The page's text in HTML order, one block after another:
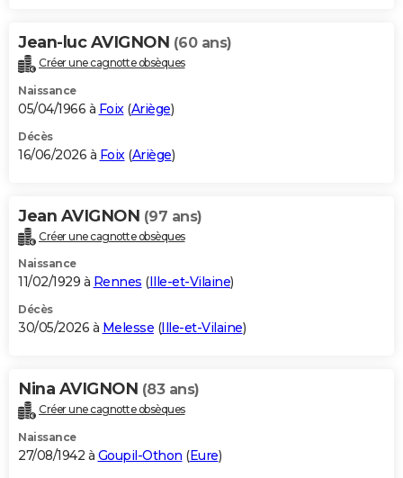
Jean-luc AVIGNON (60 ans)
Créer une cagnotte obsèques
Naissance
05/04/1966 à Foix (Ariège)
Décès
16/06/2026 à Foix (Ariège)
Jean AVIGNON (97 ans)
Créer une cagnotte obsèques
Naissance
11/02/1929 à Rennes (Ille-et-Vilaine)
Décès
30/05/2026 à Melesse (Ille-et-Vilaine)
Nina AVIGNON (83 ans)
Créer une cagnotte obsèques
Naissance
27/08/1942 à Goupil-Othon (Eure)